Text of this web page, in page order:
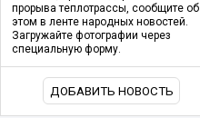
прорыва теплотрассы, сообщите об
этом в ленте народных новостей.
Загружайте фотографии через
специальную форму.
ДОБАВИТЬ НОВОСТЬ